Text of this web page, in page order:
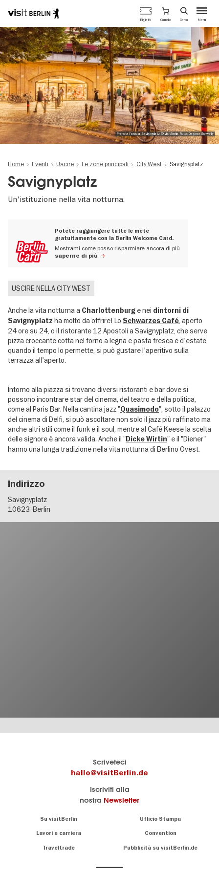
Salta
al
contenuto
principale
Portale
ufficiale
del
turismo
di
Berlino
Menu
Biglietti Carrello Cerca
Prenota l'arco a Savignyplatz © visitBerlin, Foto: Dagmar Schwelle
Home Eventi Uscire Le zone principali City West Savignyplatz
Savignyplatz
Un'istituzione nella vita notturna.
Potete raggiungere tutte le mete
gratuitamente con la Berlin Welcome Card.
Mostrami come posso risparmiare ancora di più
saperne di più
USCIRE NELLA CITY WEST
Anche la vita notturna a Charlottenburg e nei dintorni di
Savignyplatz ha molto da offrire! Lo Schwarzes Café, aperto
24 ore su 24, o il ristorante 12 Apostoli a Savignyplatz, che serve
pizza croccante cotta nel forno a legna e pasta fresca e d'estate,
quando il tempo lo permette, si può gustare l'aperitivo sulla
terrazza all'aperto.
Intorno alla piazza si trovano diversi ristoranti e bar dove si
possono incontrare star del cinema, del teatro e della politica,
come al Paris Bar. Nella cantina jazz "Quasimodo", sotto il palazzo
del cinema di Delfi, si può ascoltare non solo il jazz più raffinato ma
anche altri stili come il funk e il soul, mentre al Café Keese la scelta
delle signore è ancora valida. Anche il "Dicke Wirtin" e il "Diener"
hanno una lunga tradizione nella vita notturna di Berlino Ovest.
Indirizzo
Savignyplatz
10623 Berlin
Scriveteci
hallo@visitBerlin.de
Iscriviti alla
nostra Newsletter
Su visitBerlin Ufficio Stampa
Lavori e carriera Convention
Traveltrade Pubblicità su visitBerlin.de
Berlino e siamo
lì per te.